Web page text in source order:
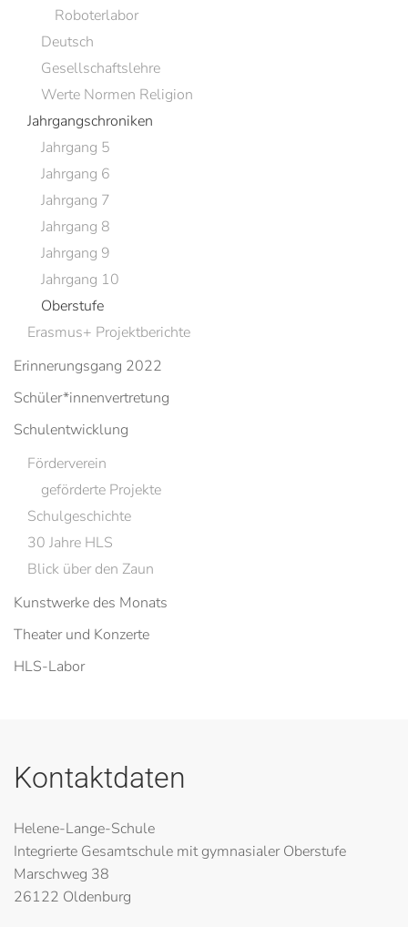
Roboterlabor
Deutsch
Gesellschaftslehre
Werte Normen Religion
Jahrgangschroniken
Jahrgang 5
Jahrgang 6
Jahrgang 7
Jahrgang 8
Jahrgang 9
Jahrgang 10
Oberstufe
Erasmus+ Projektberichte
Erinnerungsgang 2022
Schüler*innenvertretung
Schulentwicklung
Förderverein
geförderte Projekte
Schulgeschichte
30 Jahre HLS
Blick über den Zaun
Kunstwerke des Monats
Theater und Konzerte
HLS-Labor
Kontaktdaten
Helene-Lange-Schule
Integrierte Gesamtschule mit gymnasialer Oberstufe
Marschweg 38
26122 Oldenburg